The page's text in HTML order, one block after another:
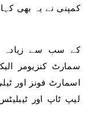
کمپنی نے یہ بھی
سمارٹ کنزیومر
اسمارٹ فونز اور
لیپ ٹاپ اور